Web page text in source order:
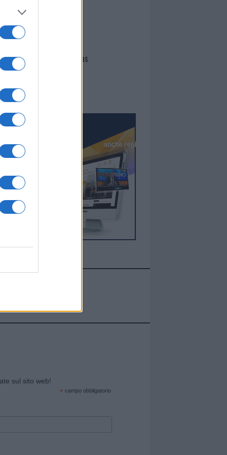
I nostri cari
Giovannimaria Cabras
sul sito web!
* campo obbligatorio